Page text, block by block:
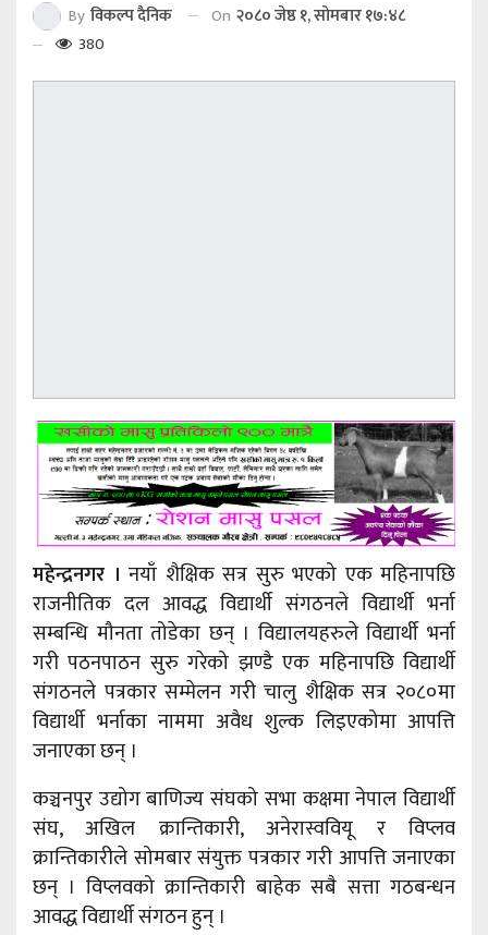
By विकल्प दैनिक On २०८० जेष्ठ १, सोमबार १७:४८
380
महेन्द्रनगर । नयाँ शैक्षिक सत्र सुरु भएको एक महिनापछि
राजनीतिक दल आवद्ध विद्यार्थी संगठनले विद्यार्थी भर्ना
सम्बन्धि मौनता तोडेका छन् । विद्यालयहरुले विद्यार्थी भर्ना
गरी पठनपाठन सुरु गरेको झण्डै एक महिनापछि विद्यार्थी
संगठनले पत्रकार सम्मेलन गरी चालु शैक्षिक सत्र २०८०मा
विद्यार्थी भर्नाका नाममा अवैध शुल्क लिइएकोमा आपत्ति
जनाएका छन् ।
कञ्चनपुर उद्योग बाणिज्य संघको सभा कक्षमा नेपाल विद्यार्थी
संघ, अखिल क्रान्तिकारी, अनेरास्ववियू र विप्लव
क्रान्तिकारीले सोमबार संयुक्त पत्रकार गरी आपत्ति जनाएका
छन् । विप्लवको क्रान्तिकारी बाहेक सबै सत्ता गठबन्धन
आवद्ध विद्यार्थी संगठन हुन् ।